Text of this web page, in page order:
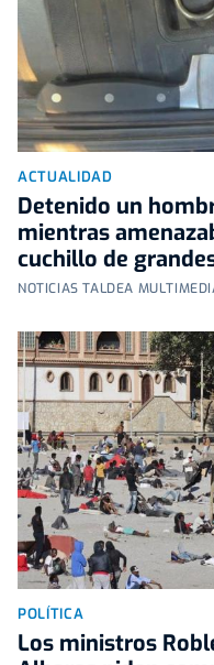
ACTUALIDAD
Detenido un
mientras
cuchillo de
NOTICIAS TALDEA
POLÍTICA
Los ministros